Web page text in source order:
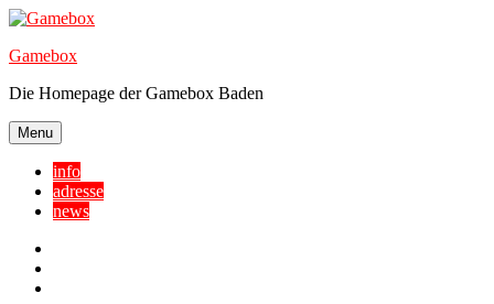
Skip
content
Gamebox
Die Homepage der Gamebox Baden
Menu
info
adresse
news